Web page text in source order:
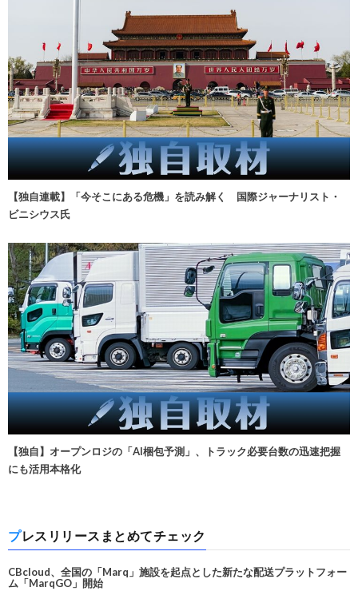
【独自連載】「今そこにある危機」を読み解く 国際ジャーナリスト・
ビニシウス氏
【独自】オープンロジの「AI梱包予測」、トラック必要台数の迅速把握
にも活用本格化
プレスリリースまとめてチェック
CBcloud、全国の「Marq」施設を起点とした新たな配送プラットフォー
ム「MarqGO」開始